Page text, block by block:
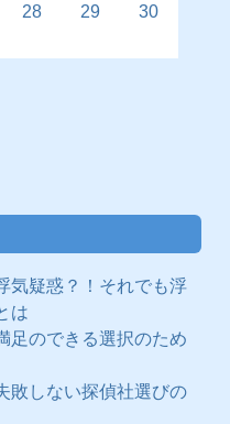
28 29
30
疑惑？！それでも浮
は
のできる選択のため
しない探偵社選びの